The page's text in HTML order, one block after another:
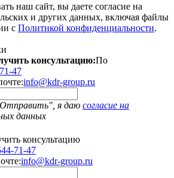
наш сайт, вы даете согласие на
и других данных, включая файлы
с Политикой конфиденциальности.
консультацию:По
47
info@kdr-group.ru
я даю согласие на
данных
консультацию
71-47
info@kdr-group.ru